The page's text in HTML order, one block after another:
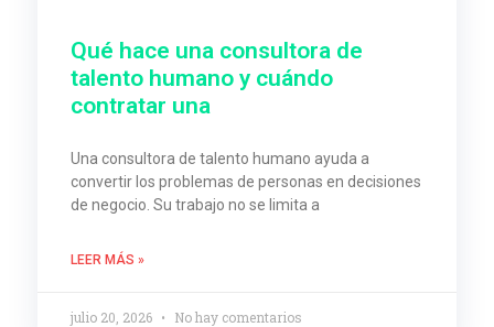
Qué hace una consultora de
talento humano y cuándo
contratar una
Una consultora de talento humano ayuda a
convertir los problemas de personas en decisiones
de negocio. Su trabajo no se limita a
LEER MÁS »
julio 20, 2026 No hay comentarios